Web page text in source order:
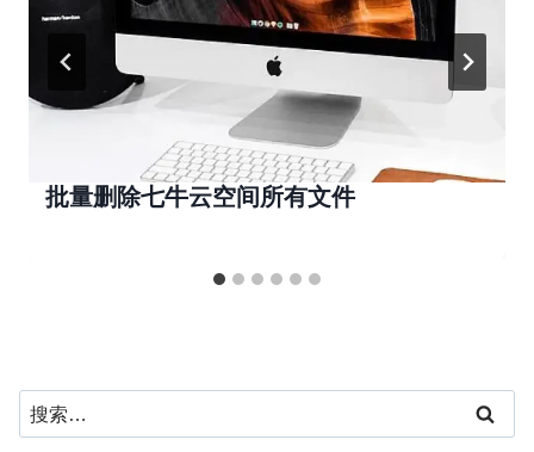
批量删除七牛云空间所有文件
搜
索：